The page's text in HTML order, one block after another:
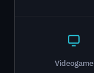
Videogame